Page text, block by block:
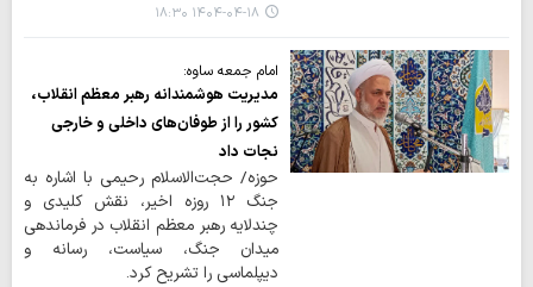
۱۴۰۴-۰۴-۱۸ ۱۸:۳۰
امام جمعه ساوه:
مدیریت هوشمندانه رهبر معظم انقلاب،
کشور را از طوفان‌های داخلی و خارجی
نجات داد
حوزه/ حجت‌الاسلام رحیمی با اشاره به
جنگ ۱۲ روزه اخیر، نقش کلیدی و
چندلایه رهبر معظم انقلاب در فرماندهی
میدان جنگ، سیاست، رسانه و
دیپلماسی را تشریح کرد.